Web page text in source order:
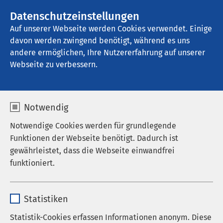
Datenschutzeinstellungen
Auf unserer Webseite werden Cookies verwendet. Einige
davon werden zwingend benötigt, während es uns
andere ermöglichen, Ihre Nutzererfahrung auf unserer
Webseite zu verbessern.
Notwendig
Notwendige Cookies werden für grundlegende
Funktionen der Webseite benötigt. Dadurch ist
gewährleistet, dass die Webseite einwandfrei
funktioniert.
Anbieter sgalinski
Statistiken
Statistik-Cookies erfassen Informationen anonym. Diese
AMEOS Klinikum Eutin
Kontakt
Kontaktformular
Anrede
Vorname*